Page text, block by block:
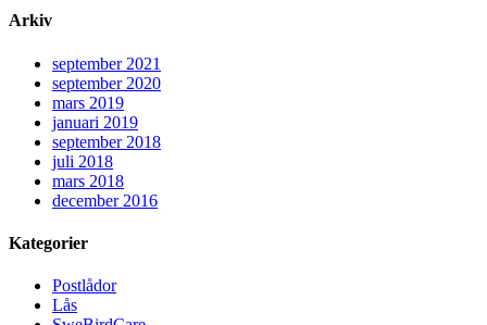
Arkiv
september 2021
september 2020
mars 2019
januari 2019
september 2018
juli 2018
mars 2018
december 2016
Kategorier
Postlådor
Lås